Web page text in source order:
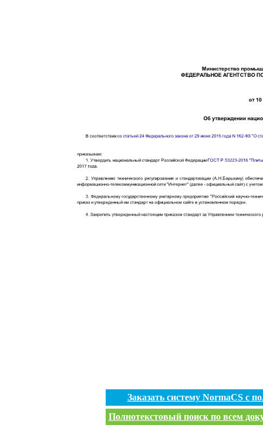
Заказать систему NormaCS с
Полнотекстовый поиск по всем